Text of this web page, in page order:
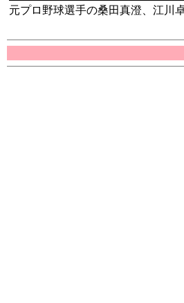
元プロ野球選手の桑田真澄、江川